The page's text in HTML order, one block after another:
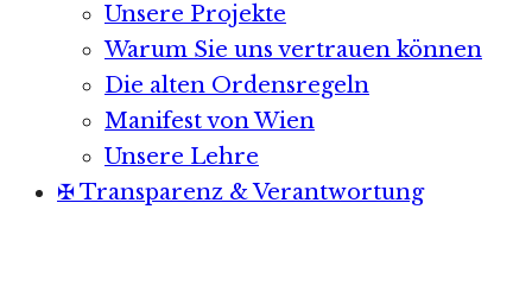
Unsere Projekte
Warum Sie uns vertrauen können
Die alten Ordensregeln
Manifest von Wien
Unsere Lehre
✠ Transparenz & Verantwortung